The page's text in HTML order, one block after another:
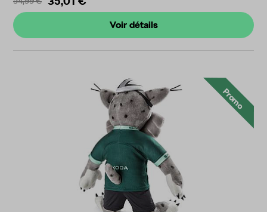
Voir détails
Promo